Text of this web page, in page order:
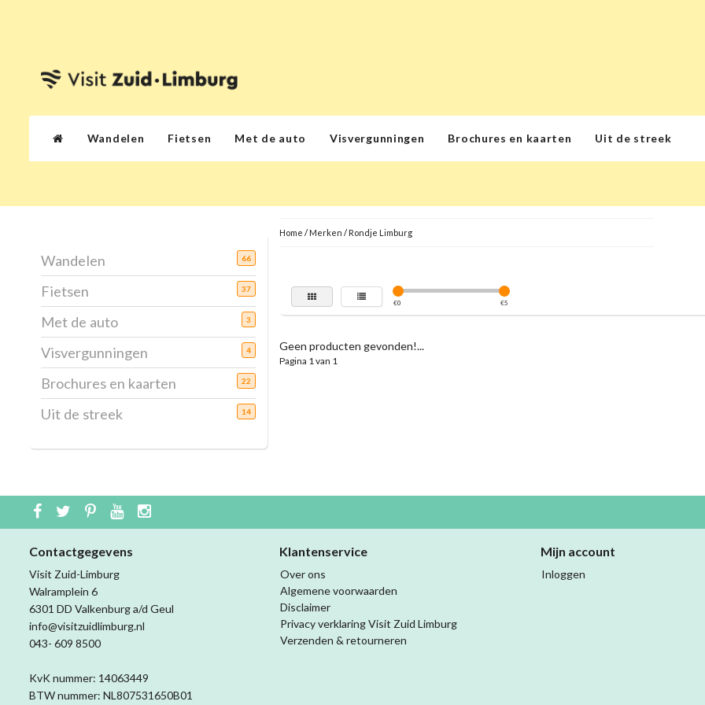
Wandelen Fietsen Met de auto Visvergunningen Brochures en kaarten Uit de streek
Wandelen 66
Fietsen 37
Met de auto 3
Visvergunningen 4
Brochures en kaarten 22
Uit de streek 14
Home / Merken / Rondje Limburg
€0 €5
Geen producten gevonden!...
Pagina 1 van 1
Contactgegevens
Visit Zuid-Limburg
Walramplein 6
6301 DD Valkenburg a/d Geul
info@visitzuidlimburg.nl
043- 609 8500
KvK nummer: 14063449
BTW nummer: NL807531650B01
Klantenservice
Over ons
Algemene voorwaarden
Disclaimer
Privacy verklaring Visit Zuid Limburg
Verzenden & retourneren
Mijn account
Inloggen